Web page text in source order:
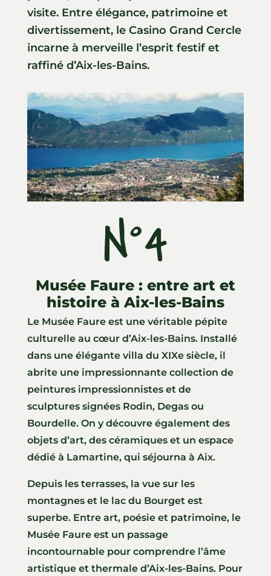
visite. Entre élégance, patrimoine et
divertissement, le Casino Grand Cercle
incarne à merveille l’esprit festif et
raffiné d’Aix-les-Bains.
N°4
Musée Faure : entre art et
histoire à Aix-les-Bains
Le Musée Faure est une véritable pépite
culturelle au cœur d’Aix-les-Bains. Installé
dans une élégante villa du XIXe siècle, il
abrite une impressionnante collection de
peintures impressionnistes et de
sculptures signées Rodin, Degas ou
Bourdelle. On y découvre également des
objets d’art, des céramiques et un espace
dédié à Lamartine, qui séjourna à Aix.
Depuis les terrasses, la vue sur les
montagnes et le lac du Bourget est
superbe. Entre art, poésie et patrimoine, le
Musée Faure est un passage
incontournable pour comprendre l’âme
artistique et thermale d’Aix-les-Bains. Pour